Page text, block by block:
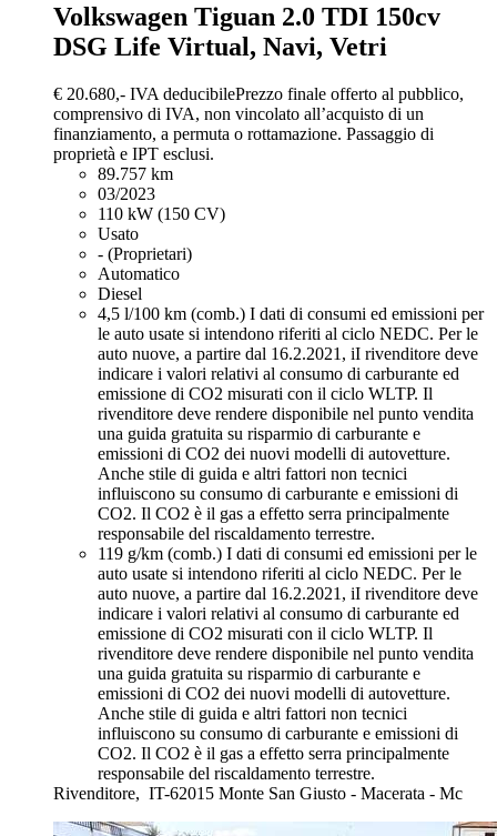
Volkswagen Tiguan 2.0 TDI 150cv
DSG Life Virtual, Navi, Vetri
€ 20.680,- IVA deducibilePrezzo finale offerto al pubblico,
comprensivo di IVA, non vincolato all’acquisto di un
finanziamento, a permuta o rottamazione. Passaggio di
proprietà e IPT esclusi.
89.757 km
03/2023
110 kW (150 CV)
Usato
- (Proprietari)
Automatico
Diesel
4,5 l/100 km (comb.) I dati di consumi ed emissioni per
le auto usate si intendono riferiti al ciclo NEDC. Per le
auto nuove, a partire dal 16.2.2021, iI rivenditore deve
indicare i valori relativi al consumo di carburante ed
emissione di CO2 misurati con il ciclo WLTP. Il
rivenditore deve rendere disponibile nel punto vendita
una guida gratuita su risparmio di carburante e
emissioni di CO2 dei nuovi modelli di autovetture.
Anche stile di guida e altri fattori non tecnici
influiscono su consumo di carburante e emissioni di
CO2. Il CO2 è il gas a effetto serra principalmente
responsabile del riscaldamento terrestre.
119 g/km (comb.) I dati di consumi ed emissioni per le
auto usate si intendono riferiti al ciclo NEDC. Per le
auto nuove, a partire dal 16.2.2021, iI rivenditore deve
indicare i valori relativi al consumo di carburante ed
emissione di CO2 misurati con il ciclo WLTP. Il
rivenditore deve rendere disponibile nel punto vendita
una guida gratuita su risparmio di carburante e
emissioni di CO2 dei nuovi modelli di autovetture.
Anche stile di guida e altri fattori non tecnici
influiscono su consumo di carburante e emissioni di
CO2. Il CO2 è il gas a effetto serra principalmente
responsabile del riscaldamento terrestre.
Rivenditore, IT-62015 Monte San Giusto - Macerata - Mc